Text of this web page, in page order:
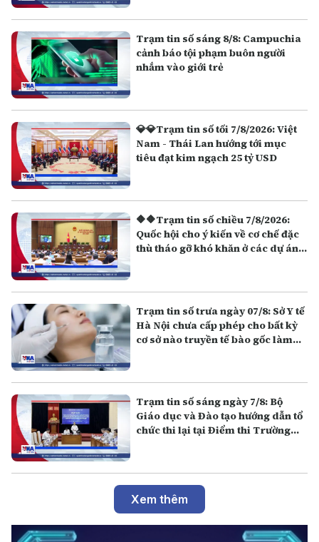
Trạm tin số sáng 8/8: Campuchia
cảnh báo tội phạm buôn người
nhắm vào giới trẻ
💎💎Trạm tin số tối 7/8/2026: Việt
Nam - Thái Lan hướng tới mục
tiêu đạt kim ngạch 25 tỷ USD
🔶🔶Trạm tin số chiều 7/8/2026:
Quốc hội cho ý kiến về cơ chế đặc
thù tháo gỡ khó khăn ở các dự án,
Trạm tin số trưa ngày 07/8: Sở Y tế
Hà Nội chưa cấp phép cho bất kỳ
cơ sở nào truyền tế bào gốc làm
Trạm tin số sáng ngày 7/8: Bộ
Giáo dục và Đào tạo hướng dẫn tổ
chức thi lại tại Điểm thi Trường
Xem thêm